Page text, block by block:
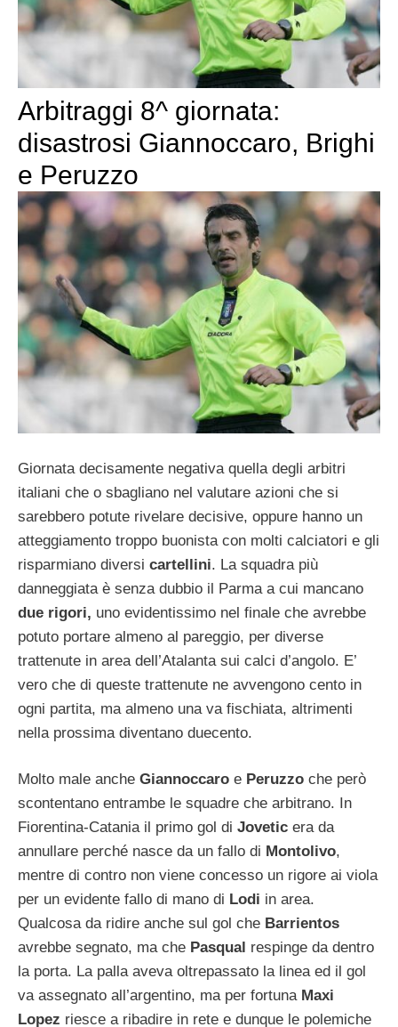
Arbitraggi 8^ giornata:
disastrosi Giannoccaro, Brighi
e Peruzzo
Giornata decisamente negativa quella degli arbitri
italiani che o sbagliano nel valutare azioni che si
sarebbero potute rivelare decisive, oppure hanno un
atteggiamento troppo buonista con molti calciatori e gli
risparmiano diversi cartellini. La squadra più
danneggiata è senza dubbio il Parma a cui mancano
due rigori, uno evidentissimo nel finale che avrebbe
potuto portare almeno al pareggio, per diverse
trattenute in area dell’Atalanta sui calci d’angolo. E’
vero che di queste trattenute ne avvengono cento in
ogni partita, ma almeno una va fischiata, altrimenti
nella prossima diventano duecento.
Molto male anche Giannoccaro e Peruzzo che però
scontentano entrambe le squadre che arbitrano. In
Fiorentina-Catania il primo gol di Jovetic era da
annullare perché nasce da un fallo di Montolivo,
mentre di contro non viene concesso un rigore ai viola
per un evidente fallo di mano di Lodi in area.
Qualcosa da ridire anche sul gol che Barrientos
avrebbe segnato, ma che Pasqual respinge da dentro
la porta. La palla aveva oltrepassato la linea ed il gol
va assegnato all’argentino, ma per fortunaMaxi
Lopez riesce a ribadire in rete e dunque le polemiche